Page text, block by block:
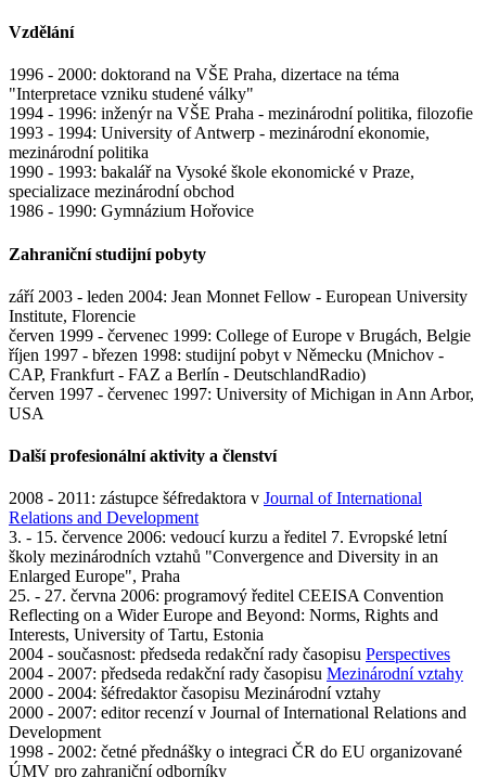
Vzdělání
1996 - 2000: doktorand na VŠE Praha, dizertace na téma
"Interpretace vzniku studené války"
1994 - 1996: inženýr na VŠE Praha - mezinárodní politika, filozofie
1993 - 1994: University of Antwerp - mezinárodní ekonomie,
mezinárodní politika
1990 - 1993: bakalář na Vysoké škole ekonomické v Praze,
specializace mezinárodní obchod
1986 - 1990: Gymnázium Hořovice
Zahraniční studijní pobyty
září 2003 - leden 2004: Jean Monnet Fellow - European University
Institute, Florencie
červen 1999 - červenec 1999: College of Europe v Brugách, Belgie
říjen 1997 - březen 1998: studijní pobyt v Německu (Mnichov -
CAP, Frankfurt - FAZ a Berlín - DeutschlandRadio)
červen 1997 - červenec 1997: University of Michigan in Ann Arbor,
USA
Další profesionální aktivity a členství
2008 - 2011: zástupce šéfredaktora v Journal of International
Relations and Development
3. - 15. července 2006: vedoucí kurzu a ředitel 7. Evropské letní
školy mezinárodních vztahů "Convergence and Diversity in an
Enlarged Europe", Praha
25. - 27. června 2006: programový ředitel CEEISA Convention
Reflecting on a Wider Europe and Beyond: Norms, Rights and
Interests, University of Tartu, Estonia
2004 - současnost: předseda redakční rady časopisu Perspectives
2004 - 2007: předseda redakční rady časopisu Mezinárodní vztahy
2000 - 2004: šéfredaktor časopisu Mezinárodní vztahy
2000 - 2007: editor recenzí v Journal of International Relations and
Development
1998 - 2002: četné přednášky o integraci ČR do EU organizované
ÚMV pro zahraniční odborníky